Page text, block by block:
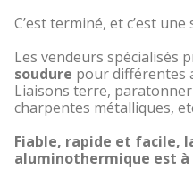
C’est terminé, et c’est
Les vendeurs spécialisés
soudure pour différentes
Liaisons terre,
charpentes métalliques,
Fiable, rapide et facile,
aluminothermique est